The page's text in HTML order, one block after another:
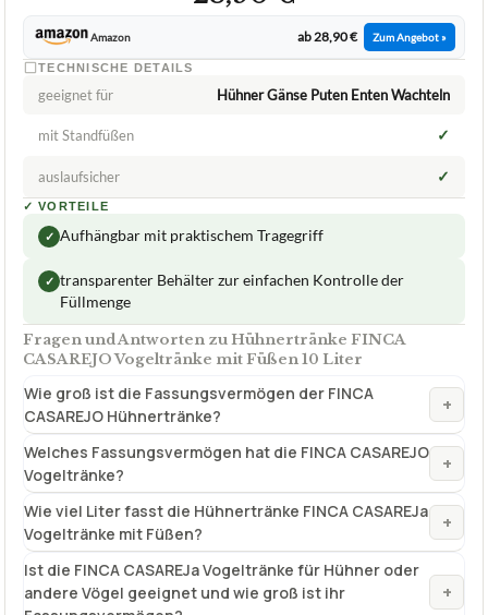
Amazon ab 28,90 € Zum Angebot »
TECHNISCHE DETAILS
geeignet für Hühner Gänse Puten Enten Wachteln
mit Standfüßen ✓
auslaufsicher ✓
✓ VORTEILE
✓ Aufhängbar mit praktischem Tragegriff
✓ transparenter Behälter zur einfachen Kontrolle der
Füllmenge
Fragen und Antworten zu Hühnertränke FINCA
CASAREJO Vogeltränke mit Füßen 10 Liter
Wie groß ist die Fassungsvermögen der FINCA
CASAREJO Hühnertränke?
+
Welches Fassungsvermögen hat die FINCA CASAREJO
Vogeltränke?
+
Wie viel Liter fasst die Hühnertränke FINCA CASAREJa
Vogeltränke mit Füßen?
+
Ist die FINCA CASAREJa Vogeltränke für Hühner oder
andere Vögel geeignet und wie groß ist ihr
+